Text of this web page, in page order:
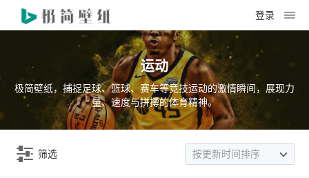
登录
运动
极简壁纸，捕捉足球、篮球、赛车等竞技运动的激情瞬间，展现力
量、速度与拼搏的体育精神。
筛选 按更新时间排序